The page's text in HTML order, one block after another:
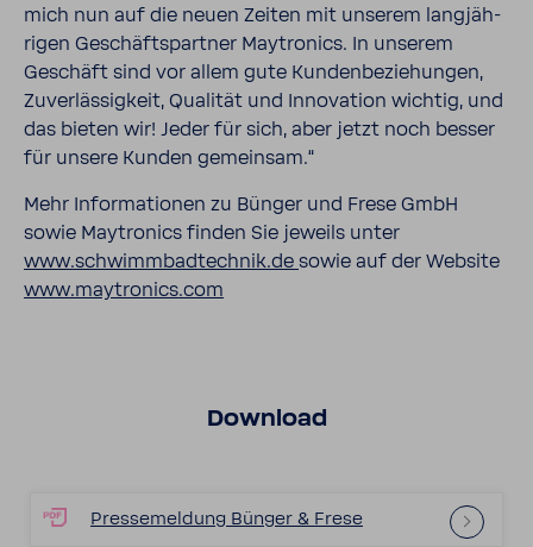
mich nun auf die neuen Zeiten mit unserem lang­jäh­
rigen Geschäfts­partner Maytro­nics. In unserem
Geschäft sind vor allem gute Kunden­be­zie­hungen,
Zuver­läs­sig­keit, Qualität und Inno­va­tion wichtig, und
das bieten wir! Jeder für sich, aber jetzt noch besser
für unsere Kunden gemeinsam.“
Mehr Infor­ma­tionen zu Bünger und Frese GmbH
sowie Maytro­nics finden Sie jeweils unter
www.schwimm­bad­technik.de sowie auf der Website
www.maytro­nics.com
Down­load
Pres­se­mel­dung Bünger & Frese